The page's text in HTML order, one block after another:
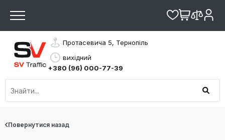
Протасевича 5, Тернопіль
вихідний
+380 (96) 000-77-39
Повернутися назад